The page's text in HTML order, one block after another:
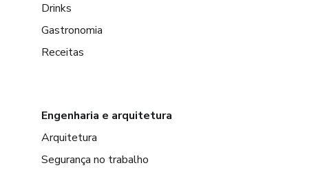
Drinks
Gastronomia
Receitas
Engenharia e arquitetura
Arquitetura
Segurança no trabalho